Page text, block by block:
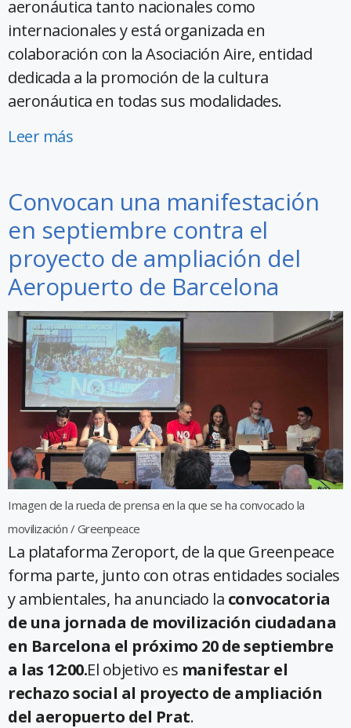
aeronáutica tanto nacionales como
internacionales y está organizada en
colaboración con la Asociación Aire, entidad
dedicada a la promoción de la cultura
aeronáutica en todas sus modalidades.
Leer más
Convocan una manifestación
en septiembre contra el
proyecto de ampliación del
Aeropuerto de Barcelona
Imagen de la rueda de prensa en la que se ha convocado la
movilización / Greenpeace
La plataforma Zeroport, de la que Greenpeace
forma parte, junto con otras entidades sociales
y ambientales, ha anunciado la convocatoria
de una jornada de movilización ciudadana
en Barcelona el próximo 20 de septiembre
a las 12:00.El objetivo es manifestar el
rechazo social al proyecto de ampliación
del aeropuerto del Prat.